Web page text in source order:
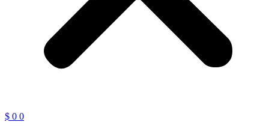
$ 0 0